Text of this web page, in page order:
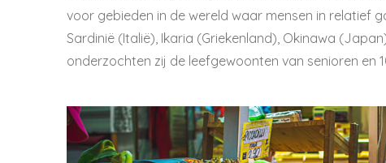
voor gebieden in de wereld waar mensen in relatief
Sardinië (Italië), Ikaria (Griekenland), Okinawa
onderzochten zij de leefgewoonten van senioren en